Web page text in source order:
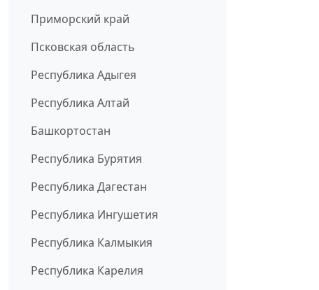
Приморский край
Псковская область
Республика Адыгея
Республика Алтай
Башкортостан
Республика Бурятия
Республика Дагестан
Республика Ингушетия
Республика Калмыкия
Республика Карелия